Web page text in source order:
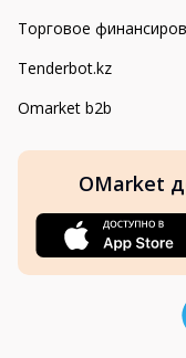
Торговое
Tenderbot.kz
Omarket b2b
OMarket